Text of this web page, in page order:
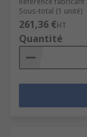
Sous-total (1 unité)
261,36 €HT
Quantité